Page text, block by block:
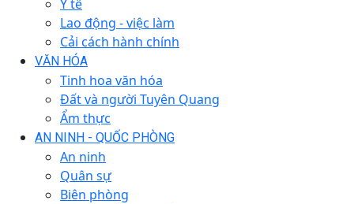
Y tế
Lao động - việc làm
Cải cách hành chính
VĂN HÓA
Tinh hoa văn hóa
Đất và người Tuyên Quang
Ẩm thực
AN NINH - QUỐC PHÒNG
An ninh
Quân sự
Biên phòng